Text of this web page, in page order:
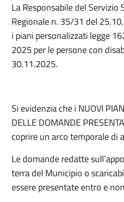
La Responsabile del
Regionale n. 35/31 del
i piani personalizzati legge
2025 per le persone con
30.11.2025.
Si evidenzia che i NUOVI
DELLE DOMANDE
coprire un arco temporale di
Le domande redatte
terra del Municipio o
essere presentate entro e